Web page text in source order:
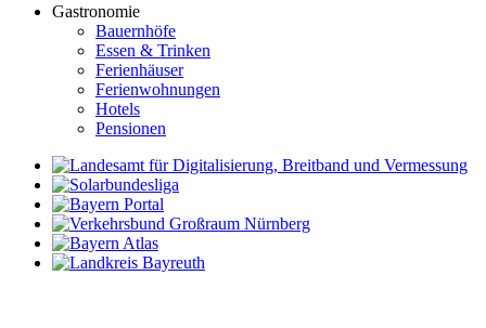
Gastronomie
Bauernhöfe
Essen & Trinken
Ferienhäuser
Ferienwohnungen
Hotels
Pensionen